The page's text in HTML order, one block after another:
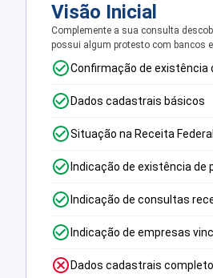
Visão Inicial
Complemente a sua consulta
possui algum protesto com bancos
Confirmação de existência
Dados cadastrais básicos
Situação na Receita Federal
Indicação de existência de
Indicação de consultas
Indicação de empresas
Dados cadastrais